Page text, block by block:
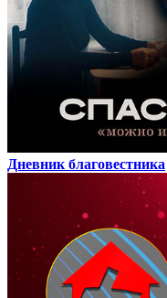
Дневник благовестника